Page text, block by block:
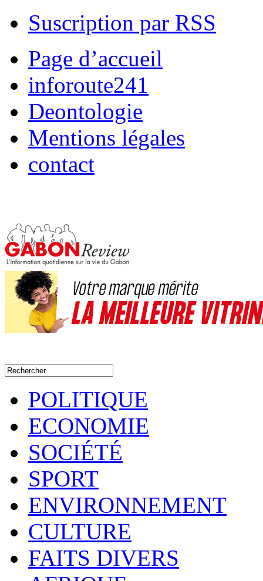
Suscription par RSS
Page d’accueil
inforoute241
Deontologie
Mentions légales
contact
POLITIQUE
ECONOMIE
SOCIÉTÉ
SPORT
ENVIRONNEMENT
CULTURE
FAITS DIVERS